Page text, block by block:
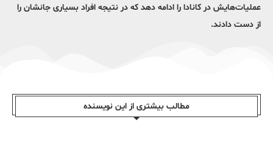
عملیات‌هایش در کانادا را ادامه دهد که در نتیجه افراد بسیاری جانشان را
از دست دادند.
مطالب بیشتری از این نویسندە